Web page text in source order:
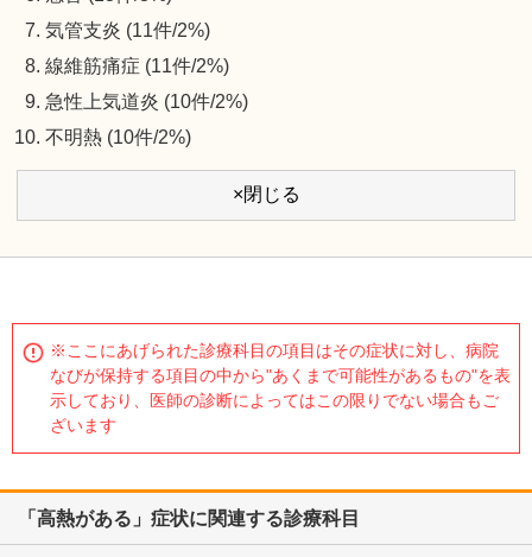
気管支炎 (11件/2%)
線維筋痛症 (11件/2%)
急性上気道炎 (10件/2%)
不明熱 (10件/2%)
×閉じる
※ここにあげられた診療科目の項目はその症状に対し、病院
なびが保持する項目の中から"あくまで可能性があるもの"を表
示しており、医師の診断によってはこの限りでない場合もご
ざいます
「高熱がある」症状に関連する診療科目